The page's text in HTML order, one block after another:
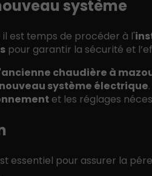
système
il est temps de procéder à l'
pour garantir la sécurité et
chaudière à
nouveau système électrique.
et les réglages
essentiel pour assurer la